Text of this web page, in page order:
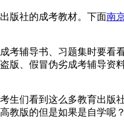
版社的成考教材。下面南
考辅导书、习题集时要看
版、假冒伪劣成考辅导资
生们看到这么多教育出版
教版的但是如果是自学呢